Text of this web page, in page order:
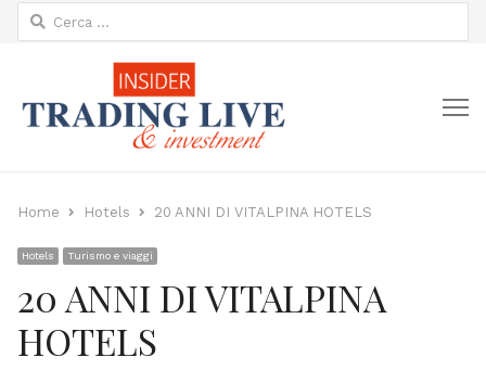
Ricerca
per:
Home Hotels 20 ANNI DI VITALPINA HOTELS
Hotels Turismo e viaggi
20 ANNI DI VITALPINA
HOTELS